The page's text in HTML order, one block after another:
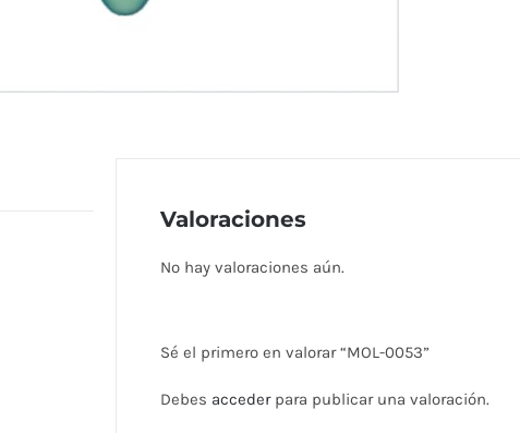
Valoraciones
No hay valoraciones aún.
Sé el primero en valorar “MOL-0053”
Debes accederpara publicar una valoración.